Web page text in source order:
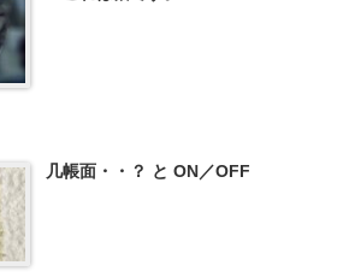
几帳面・・？ と ON／OFF